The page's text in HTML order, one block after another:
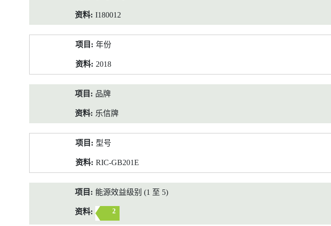
I180012
年份
2018
品牌
乐信牌
型号
RIC-GB201E
能源效益级别 (1 至 5)
2